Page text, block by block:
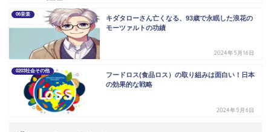
06音楽
キダタローさん亡くなる、93歳で永眠した浪花の
モーツァルトの功績
2024年5月16日
0203社会その他
フードロス(食品ロス）の取り組みは面白い！日本
の効果的な戦略
2024年5月6日